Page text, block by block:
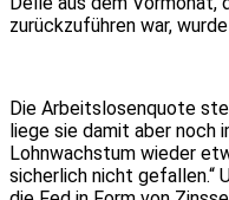
zurückzuführen war,
Die Arbeitslosenquote
liege sie damit aber noch
Lohnwachstum wieder
sicherlich nicht gefallen.“